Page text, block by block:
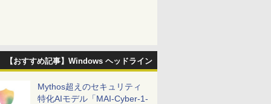
【おすすめ記事】Windows ヘッドライン
Mythos超えのセキュリティ
特化AIモデル「MAI-Cyber-1-